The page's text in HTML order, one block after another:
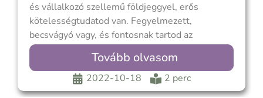
és vállalkozó szellemű földjeggyel, erős
kötelességtudatod van. Fegyelmezett,
becsvágyó vagy, és fontosnak tartod az
elismertséget. A társadalmi elvárások és a
környezeted véleménye fontos szerepet játszik
az életedben. Ha az otthoni élet stabil volt,
akkor lehet, hogy te voltál az a gyerek, aki
Tovább olvasom
2022-10-18 2 perc